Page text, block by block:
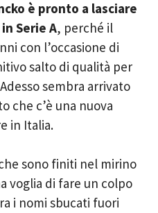
è pronto a lasciare
Serie A, perché il
con l’occasione di
salto di qualità per
sembra arrivato
che c’è una nuova
in Italia.
sono finiti nel mirino
voglia di fare un colpo
i nomi sbucati fuori